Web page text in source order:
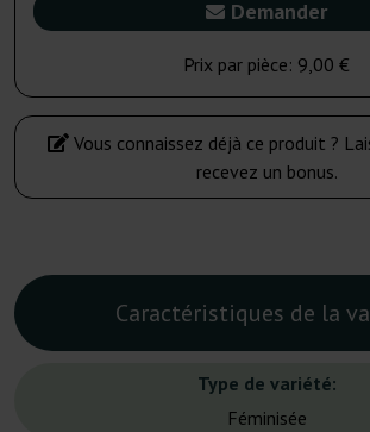
Demander
Prix par pièce: 9,00 €
Vous connaissez déjà ce produit ?
recevez un bonus.
Caractéristiques de la
Type de variété:
Féminisée